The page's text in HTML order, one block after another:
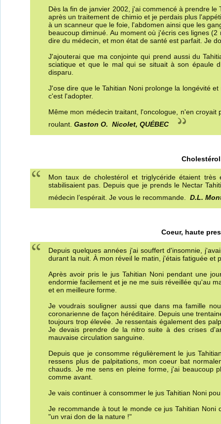
Dès la fin de janvier 2002, j'ai commencé à prendre
après un traitement de chimio et je perdais plus
à un scanneur que le foie, l'abdomen ainsi que les
beaucoup diminué. Au moment où j'écris ces lignes
dire du médecin, et mon état de santé est parfait. Je
J'ajouterai que ma conjointe qui prend aussi du
sciatique et que le mal qui se situait à son épaule
disparu.
J'ose dire que le Tahitian Noni prolonge la longévité
c'est l'adopter.
Même mon médecin traitant, l'oncologue, n'en
roulant. Gaston O. Nicolet, QUÉBEC
Mon taux de cholestérol et triglycéride étaient
stabilisaient pas. Depuis que je prends le Nectar
médecin l’espérait. Je vous le recommande. D.L.
Coeur, haute
Depuis quelques années j'ai souffert d'insomnie,
durant la nuit. À mon réveil le matin, j'étais fatiguée et
Après avoir pris le jus Tahitian Noni pendant une
endormie facilement et je ne me suis réveillée qu'au
et en meilleure forme.
Je voudrais souligner aussi que dans ma famille
coronarienne de façon héréditaire. Depuis une
toujours trop élevée. Je ressentais également des
Je devais prendre de la nitro suite à des crises
mauvaise circulation sanguine.
Depuis que je consomme régulièrement le jus
ressens plus de palpitations, mon coeur bat
chauds. Je me sens en pleine forme, j'ai beaucoup
comme avant.
Je vais continuer à consommer le jus Tahitian Noni
Je recommande à tout le monde ce jus Tahitian
"un vrai don de la nature !"